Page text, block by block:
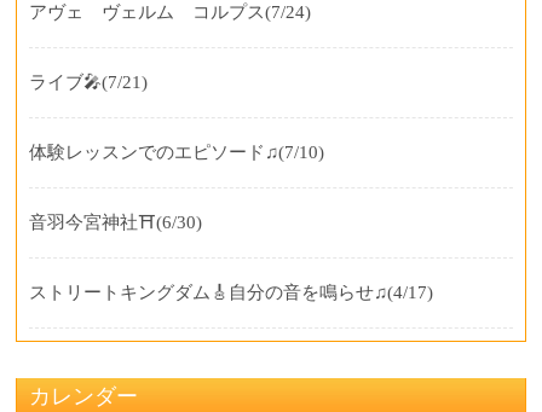
アヴェ ヴェルム コルプス(7/24)
ライブ🎤(7/21)
体験レッスンでのエピソード♫(7/10)
音羽今宮神社⛩️(6/30)
ストリートキングダム🎸自分の音を鳴らせ♫(4/17)
カレンダー